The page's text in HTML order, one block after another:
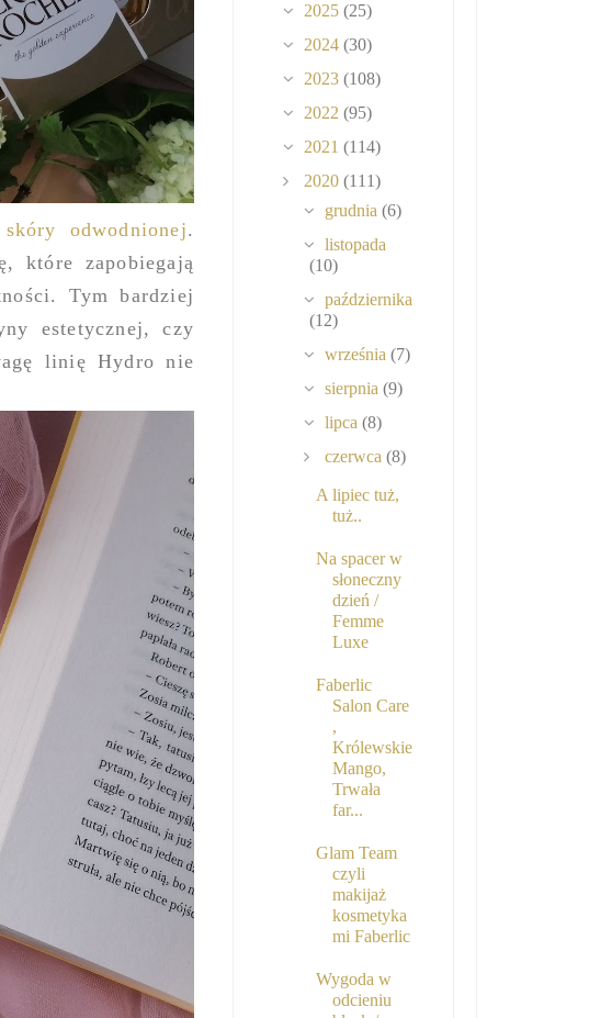
skóry odwodnionej.
które zapobiegają
Tym bardziej
estetycznej, czy
linię Hydro nie
2025 (25)
2024 (30)
2023 (108)
2022 (95)
2021 (114)
2020 (111)
grudnia(6)
listopada
(10)
października
(12)
września(7)
sierpnia(9)
lipca(8)
czerwca(8)
A lipiec tuż,
tuż..
Na spacer w
słoneczny
dzień /
Femme
Luxe
Faberlic
Salon Care
,
Królewskie
Mango,
Trwała
far...
Glam Team
czyli
makijaż
kosmetyka
mi Faberlic
Wygoda w
odcieniu